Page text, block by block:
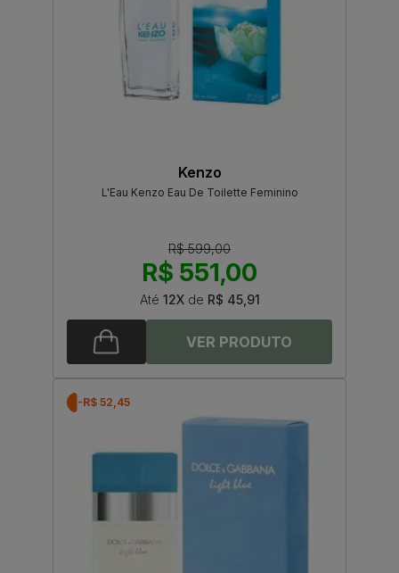
Kenzo
L'Eau Kenzo Eau De Toilette Feminino
R$ 599,00
R$ 551,00
Até 12Xde R$ 45,91
-R$ 52,45